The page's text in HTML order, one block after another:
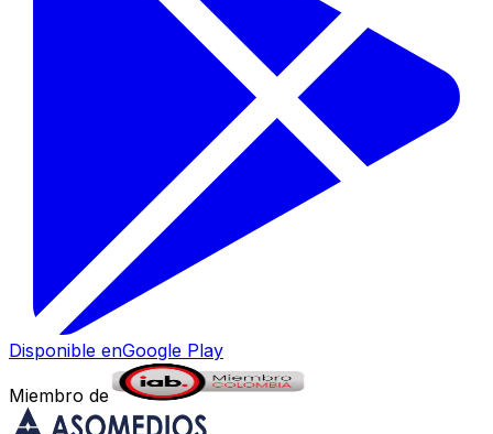
Disponible enGoogle Play
Miembro de